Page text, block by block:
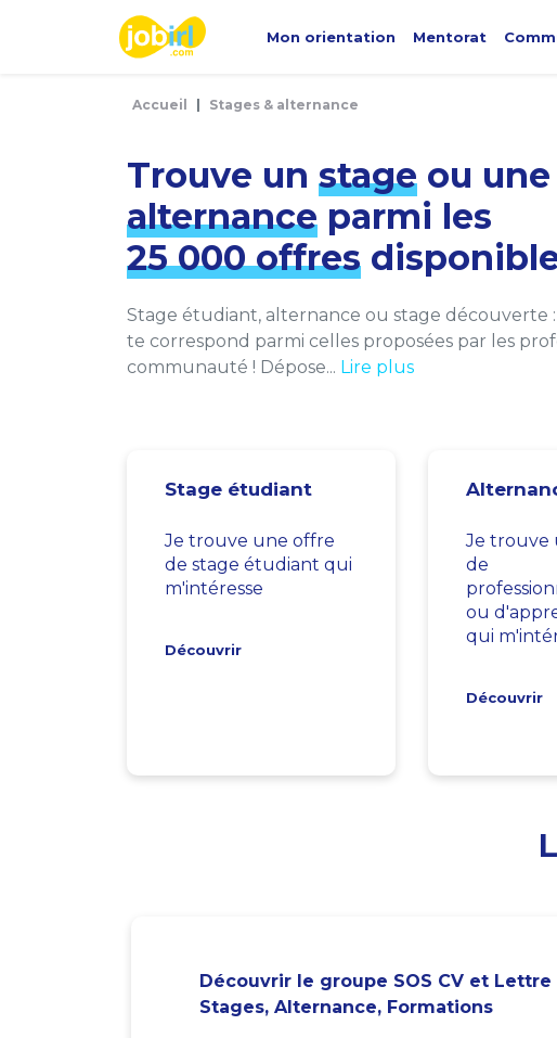
Mon orientation Mentorat
Accueil Stages & alternance
Trouve un stage ou une
alternance parmi les
25 000 offres
Stage étudiant, alternance ou stage découverte
te correspond parmi celles proposées par les
communauté ! Dépose... Lire plus
Stage étudiant
Je trouve une offre
de stage étudiant qui
m'intéresse
Découvrir
Je trouve
de
ou
qui
Découvrir
Découvrir le groupe SOS CV et
Stages, Alternance, Formations
Panneau de gestion des cookies